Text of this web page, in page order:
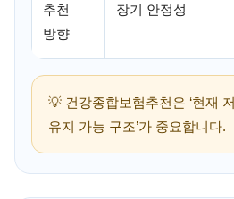
추천
방향
장기 안정성
💡 건강종합보험추천은 ‘현재
유지 가능 구조’가 중요합니다.